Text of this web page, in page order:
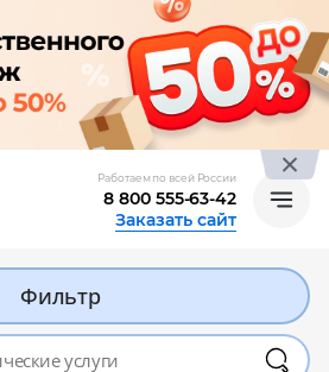
Работаем по всей России
8 800 555-63-42
Заказать сайт
Фильтр